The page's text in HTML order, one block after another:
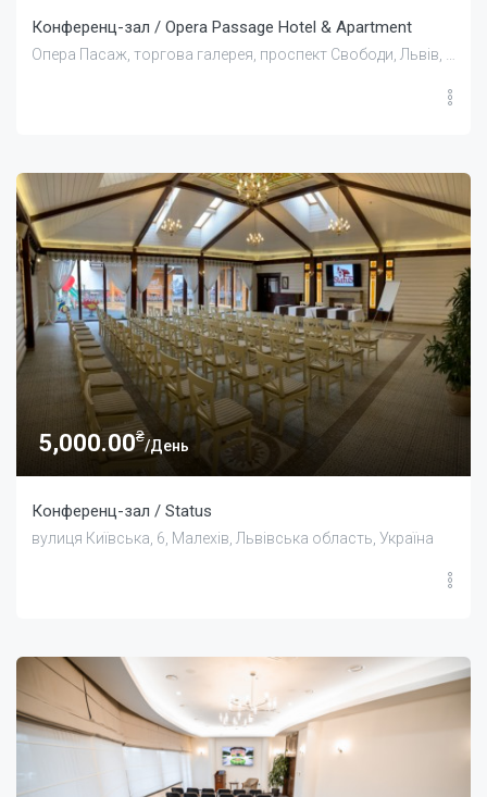
Конференц-зал / Opera Passage Hotel & Apartment
Опера Пасаж, торгова галерея, проспект Свободи, Львів, Львівська область, Україна
5,000.00₴
/День
Конференц-зал / Status
вулиця Київська, 6, Малехів, Львівська область, Україна